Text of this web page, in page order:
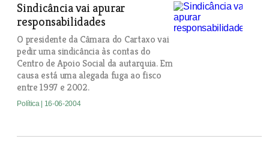
Sindicância vai apurar
responsabilidades
O presidente da Câmara do Cartaxo vai
pedir uma sindicância às contas do
Centro de Apoio Social da autarquia. Em
causa está uma alegada fuga ao fisco
entre 1997 e 2002.
Política | 16-06-2004